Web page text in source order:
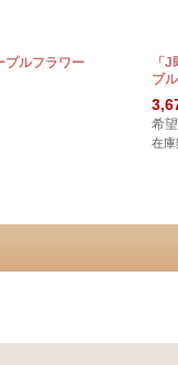
プルフラワー
「
ブ
希
在庫